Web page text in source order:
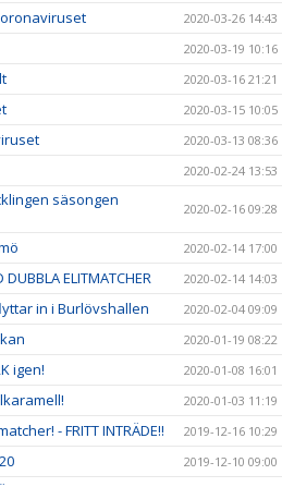
2020-03-26 14:43
2020-03-19 10:16
2020-03-16 21:21
2020-03-15 10:05
2020-03-13 08:36
2020-02-24 13:53
säsongen
2020-02-16 09:28
2020-02-14 17:00
DUBBLA ELITMATCHER 2020-02-14 14:03
in i Burlövshallen 2020-02-04 09:09
2020-01-19 08:22
igen! 2020-01-08 16:01
2020-01-03 11:19
- FRITT INTRÄDE!! 2019-12-16 10:29
2019-12-10 09:00